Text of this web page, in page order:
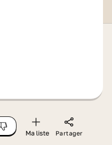
Ma liste Partager